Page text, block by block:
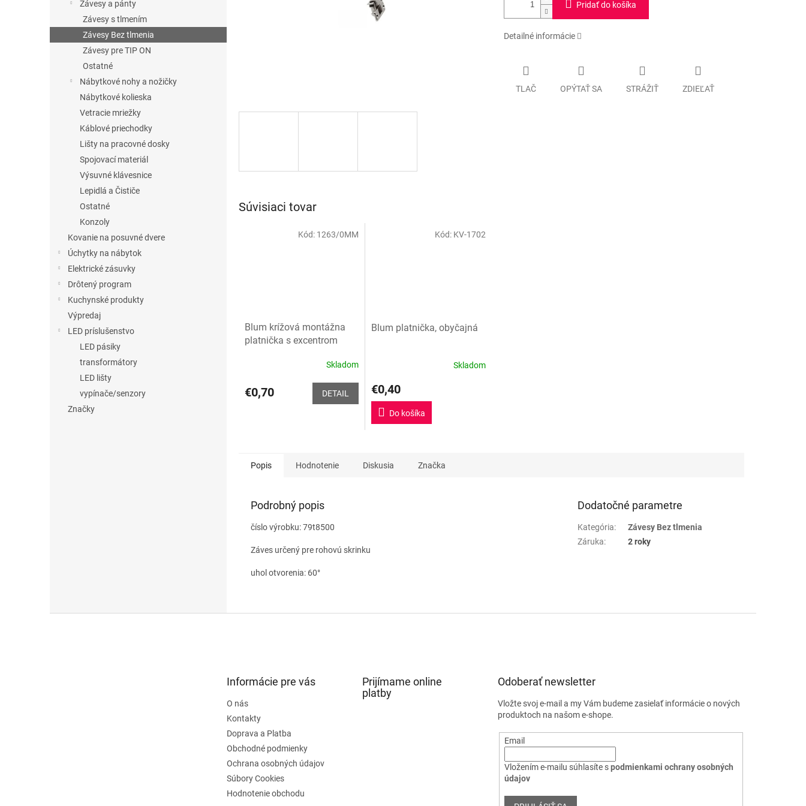
Závesy a pánty
Závesy s tlmením
Závesy Bez tlmenia
Závesy pre TIP ON
Ostatné
Nábytkové nohy a nožičky
Nábytkové kolieska
Vetracie mriežky
Káblové priechodky
Lišty na pracovné dosky
Spojovací materiál
Výsuvné klávesnice
Lepidlá a Čističe
Ostatné
Konzoly
Kovanie na posuvné dvere
Úchytky na nábytok
Elektrické zásuvky
Drôtený program
Kuchynské produkty
Výpredaj
LED príslušenstvo
LED pásiky
transformátory
LED lišty
vypínače/senzory
Značky
Pridať do košíka
Detailné informácie
TLAČ OPÝTAŤ SA STRÁŽIŤ ZDIEĽAŤ
Súvisiaci tovar
Blum krížová montážna
platnička s excentrom
Skladom
€0,70 DETAIL
Kód: 1263/0MM
Blum platnička, obyčajná
Skladom
€0,40
Do košíka
Kód: KV-1702
Popis Hodnotenie Diskusia Značka
Podrobný popis
číslo výrobku: 79t8500
Záves určený pre rohovú skrinku
uhol otvorenia: 60°
Dodatočné parametre
Kategória:
Závesy Bez tlmenia
Záruka: 2 roky
Informácie pre vás
O nás
Kontakty
Doprava a Platba
Obchodné podmienky
Ochrana osobných údajov
Súbory Cookies
Hodnotenie obchodu
Prijímame online
platby
Odoberať newsletter
Vložte svoj e-mail a my Vám budeme zasielať informácie o nových
produktoch na našom e-shope.
Email
Vložením e-mailu súhlasíte spodmienkami ochrany osobných
údajov